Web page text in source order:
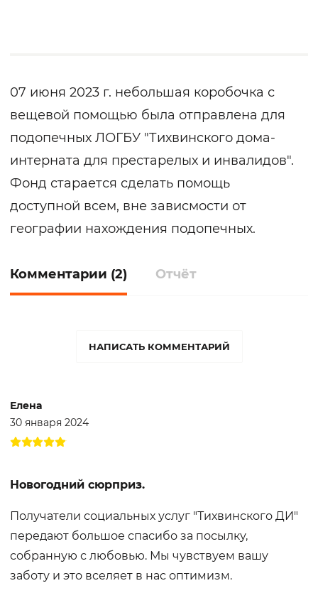
07 июня 2023 г. небольшая коробочка с
вещевой помощью была отправлена для
подопечных ЛОГБУ "Тихвинского дома-
интерната для престарелых и инвалидов".
Фонд старается сделать помощь
доступной всем, вне зависмости от
географии нахождения подопечных.
Комментарии (2) Отчёт
НАПИСАТЬ КОММЕНТАРИЙ
Елена
30 января 2024
Новогодний сюрприз.
Получатели социальных услуг "Тихвинского ДИ"
передают большое спасибо за посылку,
собранную с любовью. Мы чувствуем вашу
заботу и это вселяет в нас оптимизм.